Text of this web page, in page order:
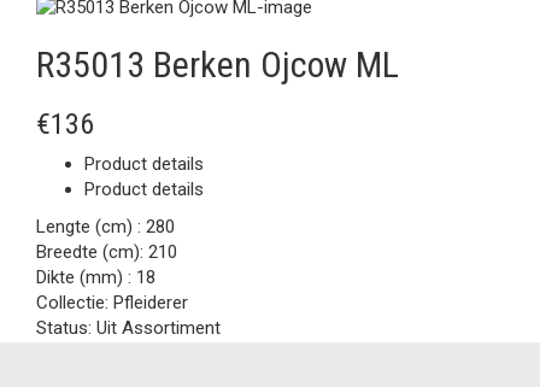
R35013 Berken Ojcow ML
€136
Product details
Product details
Lengte (cm) : 280
Breedte (cm): 210
Dikte (mm) : 18
Collectie: Pfleiderer
Status: Uit Assortiment